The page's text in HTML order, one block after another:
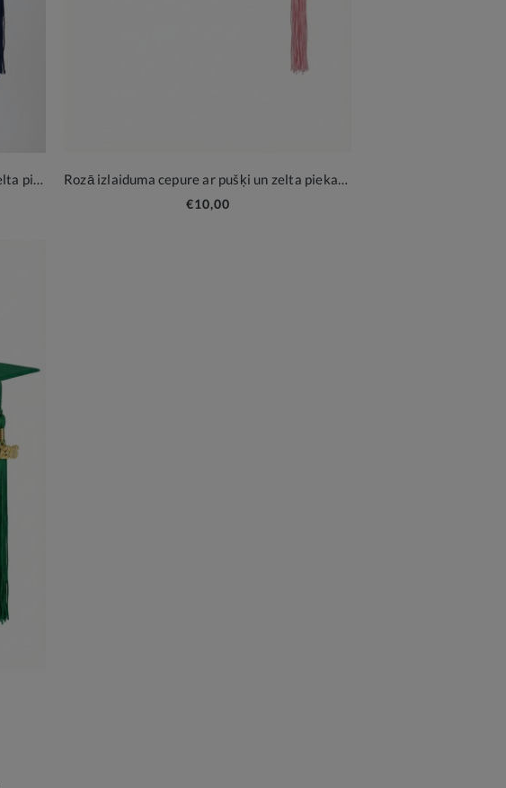
Absolventu cepure 2026 ar pušķīti un zelta piekariņu Rozā izlaiduma cepure ar pušķi un zelta piekariņu 2026
€10,00